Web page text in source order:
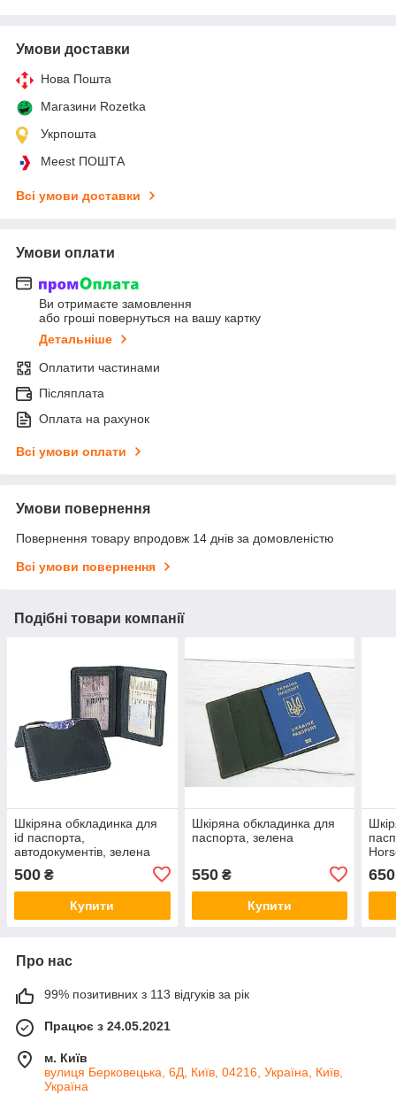
Умови доставки
Нова Пошта
Магазини Rozetka
Укрпошта
Meest ПОШТА
Всі умови доставки
Умови оплати
Ви отримаєте замовлення
або гроші повернуться на вашу картку
Детальніше
Оплатити частинами
Післяплата
Оплата на рахунок
Всі умови оплати
Умови повернення
Повернення товару впродовж 14 днів за домовленістю
Всі умови повернення
Подібні товари компанії
Шкіряна обкладинка для
id паспорта,
автодокументів, зелена
500 ₴
Купити
Шкіряна обкладинка для
паспорта, зелена
550₴
Купити
650
Про нас
99% позитивних з 113 відгуків за рік
Працює з 24.05.2021
м. Київ
вулиця Берковецька, 6Д, Київ, 04216, Україна, Київ,
Україна